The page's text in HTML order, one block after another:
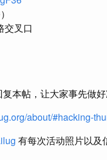
交叉口
本帖，让大家事先做好
about/#hacking-
有每次活动照片以及